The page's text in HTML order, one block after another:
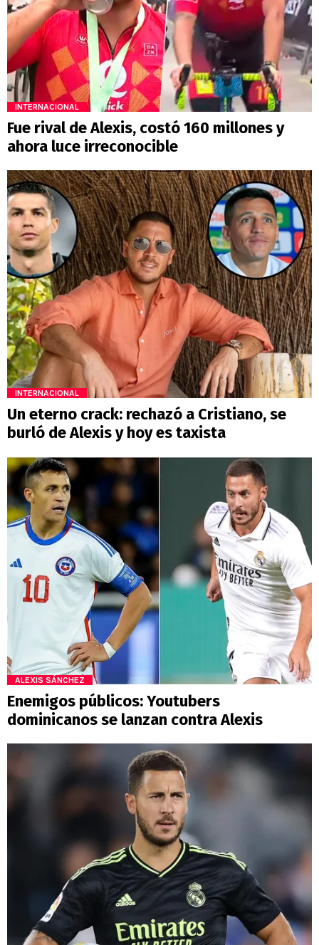
INTERNACIONAL
Fue rival de Alexis, costó 160 millones y
ahora luce irreconocible
INTERNACIONAL
Un eterno crack: rechazó a Cristiano, se
burló de Alexis y hoy es taxista
ALEXIS SÁNCHEZ
Enemigos públicos: Youtubers
dominicanos se lanzan contra Alexis